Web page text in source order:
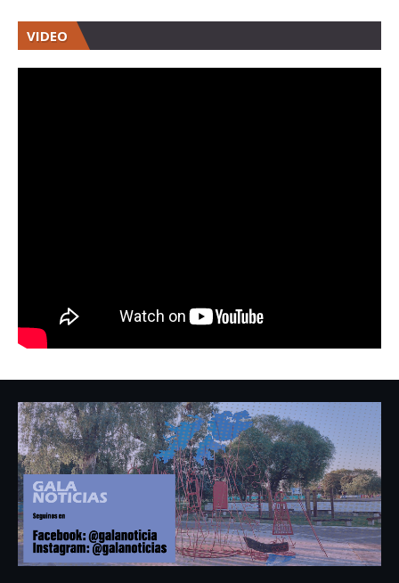
VIDEO